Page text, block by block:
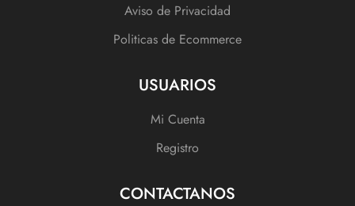
Aviso de Privacidad
Politicas de Ecommerce
USUARIOS
Mi Cuenta
Registro
CONTACTANOS